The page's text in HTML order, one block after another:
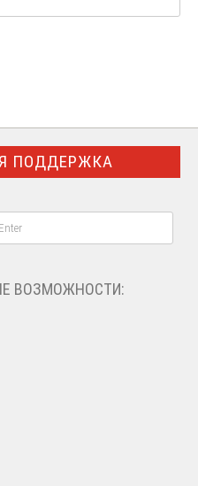
ПОДДЕРЖКА
ВОЗМОЖНОСТИ: